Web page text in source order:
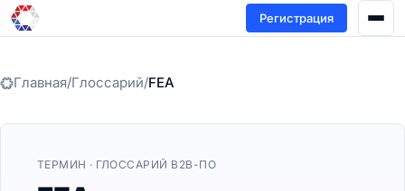
Регистрация
Главная/Глоссарий/FEA
ТЕРМИН · ГЛОССАРИЙ B2B-ПО